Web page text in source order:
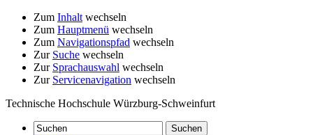
Zum Inhalt wechseln
Zum Hauptmenü wechseln
Zum Navigationspfad wechseln
Zur Suche wechseln
Zur Sprachauswahl wechseln
Zur Servicenavigation wechseln
Technische Hochschule Würzburg-Schweinfurt